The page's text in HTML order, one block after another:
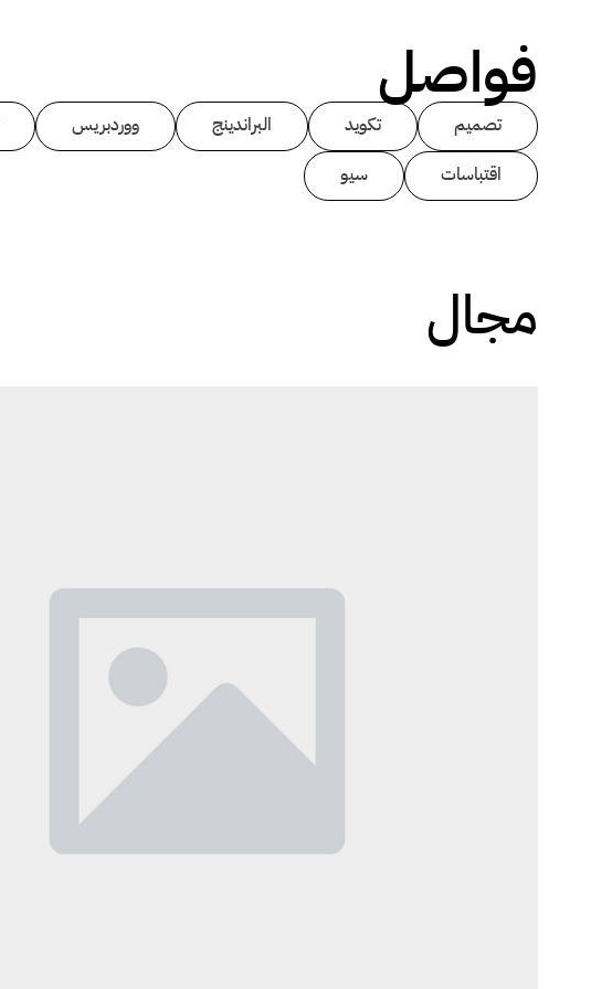
فواصل
تصميم تكويد البراندينج ووردبريس
اقتباسات
سيو
مجال